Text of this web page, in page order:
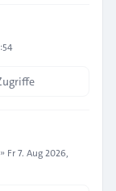
Fr 7. Aug 2026,